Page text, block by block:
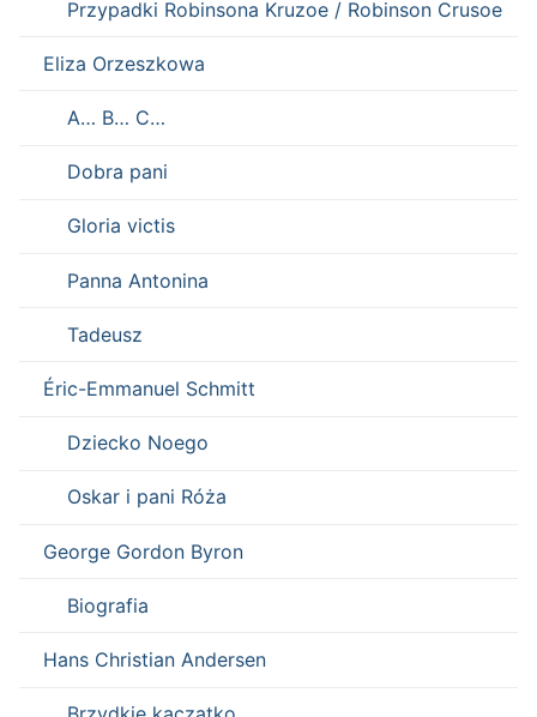
Przypadki Robinsona Kruzoe / Robinson Crusoe
Eliza Orzeszkowa
A… B… C…
Dobra pani
Gloria victis
Panna Antonina
Tadeusz
Éric-Emmanuel Schmitt
Dziecko Noego
Oskar i pani Róża
George Gordon Byron
Biografia
Hans Christian Andersen